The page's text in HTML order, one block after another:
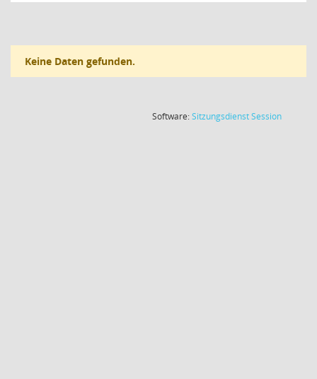
Keine Daten gefunden.
Software:SitzungsdienstSession(Wird in